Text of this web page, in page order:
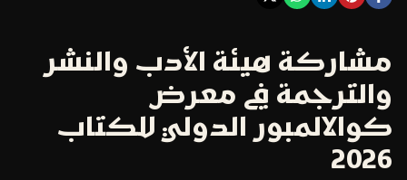
مشاركة هيئة الأدب والنشر
والترجمة في معرض
كوالالمبور الدولي للكتاب
2026